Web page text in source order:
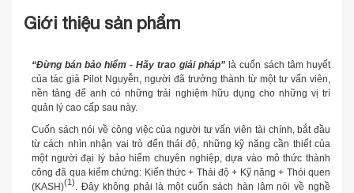
Giới thiệu sản phẩm
“Đừng bán bảo hiểm - Hãy trao giải pháp” là cuốn sách tâm huyết
của tác giả Pilot Nguyễn, người đã trưởng thành từ một tư vấn viên,
nền tảng để anh có những trải nghiệm hữu dụng cho những vị trí
quản lý cao cấp sau này.
Cuốn sách nói về công việc của người tư vấn viên tài chính, bắt đầu
từ cách nhìn nhận vai trò đến thái độ, những kỹ năng cần thiết của
một người đại lý bảo hiểm chuyên nghiệp, dựa vào mô thức thành
công đã qua kiểm chứng: Kiến thức + Thái độ + Kỹ năng + Thói quen
(KASH)(1)
. Đây không phải là một cuốn sách hàn lâm nói về nghề